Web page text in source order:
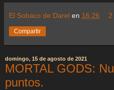
El Sobaco de Darel en 16:26 2
Compartir
domingo, 15 de agosto de 2021
MORTAL GODS:
puntos.